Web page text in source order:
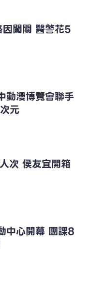
闖關 醫警花5
動漫博覽會聯手
元
次 侯友宜開箱
中心開幕 團課8